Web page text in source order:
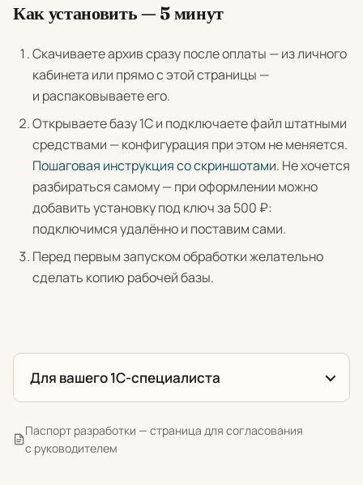
Как установить — 5 минут
Скачиваете архив сразу после оплаты — из личного
кабинета или прямо с этой страницы —
и распаковываете его.
Открываете базу 1С и подключаете файл штатными
средствами — конфигурация при этом не меняется.
Пошаговая инструкция со скриншотами. Не хочется
разбираться самому — при оформлении можно
добавить установку под ключ за 500 ₽:
подключимся удалённо и поставим сами.
Перед первым запуском обработки желательно
сделать копию рабочей базы.
Для вашего 1С-специалиста
Паспорт разработки — страница для согласования
с руководителем